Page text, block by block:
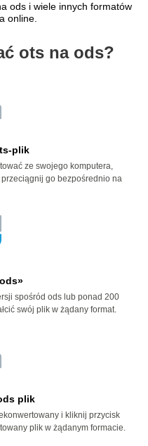
ods i wiele innych formatów
online.
ots na ods?
plik
ze swojego komputera,
go bezpośrednio na
spośród ods lub ponad 200
swój plik w żądany format.
plik
i kliknij przycisk
plik w żądanym formacie.